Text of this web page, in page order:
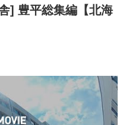
] 豊平総集編【北海